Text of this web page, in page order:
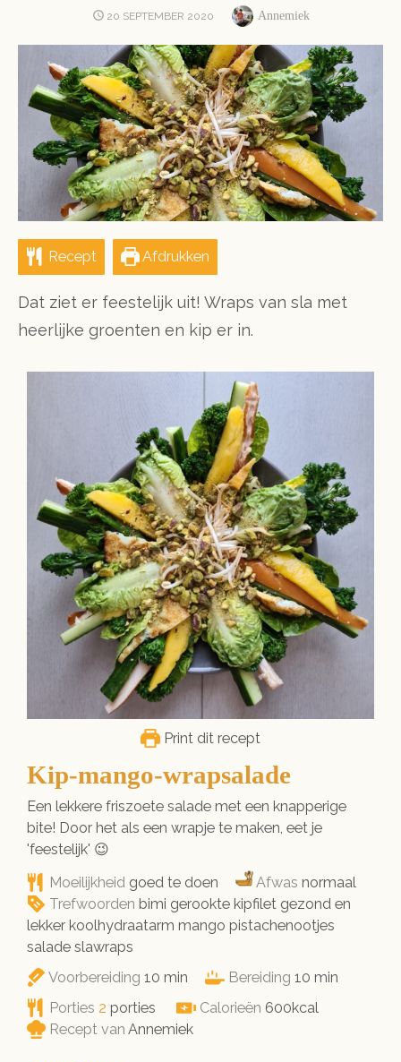
POSTED
20 SEPTEMBER 2020 Author
Annemiek
Recept Afdrukken
Dat ziet er feestelijk uit! Wraps van sla met
heerlijke groenten en kip er in.
Print dit recept
Kip-mango-wrapsalade
Een lekkere friszoete salade met een knapperige
bite! Door het als een wrapje te maken, eet je
'feestelijk' 😉
Moeilijkheid goed te doen Afwasnormaal
Trefwoorden bimi gerookte kipfilet gezond en
lekker koolhydraatarm mango pistachenootjes
salade slawraps
Voorbereiding10 minuten
min Bereiding 10minuten
min
Porties 2 porties Calorieën 600kcal
Recept vanAnnemiek